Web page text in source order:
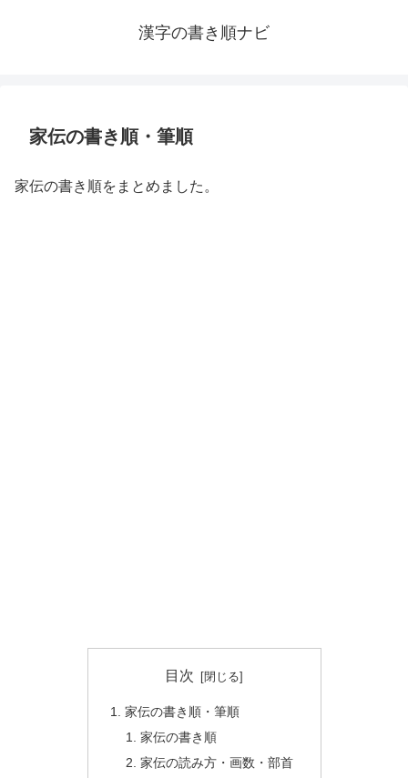
漢字の書き順ナビ
家伝の書き順・筆順
家伝の書き順をまとめました。
目次
家伝の書き順・筆順
家伝の書き順
家伝の読み方・画数・部首